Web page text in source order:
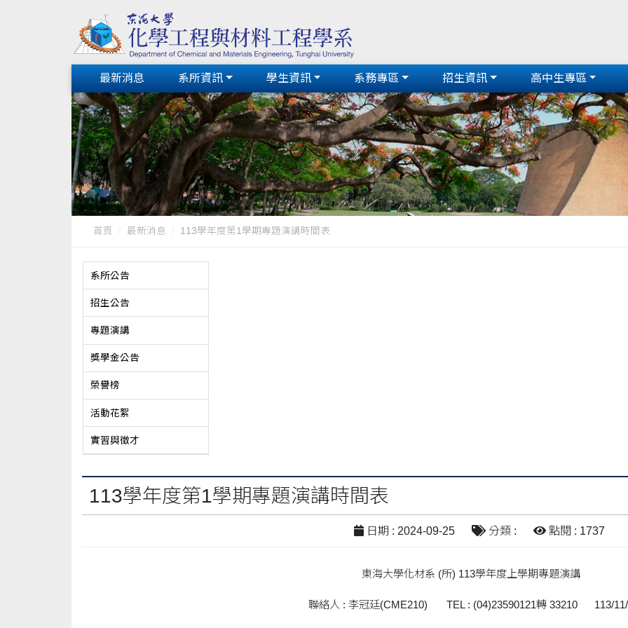
最新消息 系所資訊 學生資訊 系務專區 招生資訊 高中生專區
首頁 最新消息 113學年度第1學期專題演講時間表
系所公告
招生公告
專題演講
獎學金公告
榮譽榜
活動花絮
實習與徵才
113學年度第1學期專題演講時間表
日期 : 2024-09-25 分類 : 點閱 : 1737
東海大學化材系 (所) 113學年度上學期專題演講
聯絡人 : 李冠廷(CME210) TEL : (04)23590121轉 33210 113/